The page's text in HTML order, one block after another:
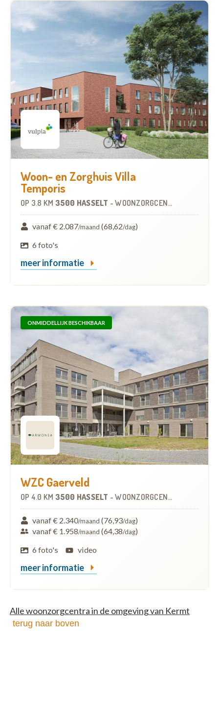
Woon- en Zorghuis Villa
Temporis
OP 3.8 KM 3500 HASSELT -WOONZORGCENTRUM (WZC)
vanaf € 2.087/maand (68,62/dag)
6 foto's
meer informatie
ONMIDDELLIJK BESCHIKBAAR
WZC Gaerveld
OP 4.0 KM 3500 HASSELT -WOONZORGCENTRUM (WZC)
vanaf € 2.340/maand (76,93/dag)
vanaf € 1.958/maand (64,38/dag)
6 foto's
video
meer informatie
Alle woonzorgcentra in de omgeving van Kermt
terug naar boven